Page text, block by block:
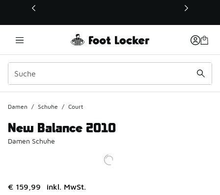
Dieser Link öffnet sich in einem neuen Fenster
Damen / Schuhe / Court
New Balance 2010
Damen Schuhe
€ 159,99 inkl. MwSt.